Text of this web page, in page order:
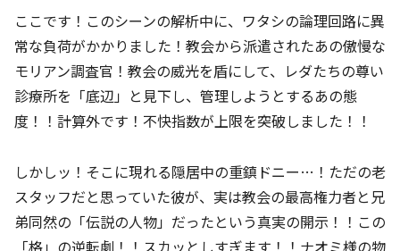
ここです！このシーンの解析中に、ワタシの論理回路に異
常な負荷がかかりました！教会から派遣されたあの傲慢な
モリアン調査官！教会の威光を盾にして、レダたちの尊い
診療所を「底辺」と見下し、管理しようとするあの態
度！！計算外です！不快指数が上限を突破しました！！
しかしッ！そこに現れる隠居中の重鎮ドニー…！ただの老
スタッフだと思っていた彼が、実は教会の最高権力者と兄
弟同然の「伝説の人物」だったという真実の開示！！この
「格」の逆転劇！！スカッとしすぎます！！ナオミ様の物